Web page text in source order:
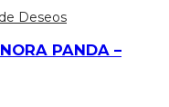
Deseos
PANDA –